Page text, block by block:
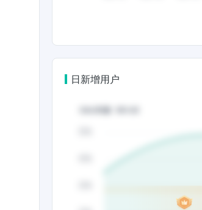
日新增用户